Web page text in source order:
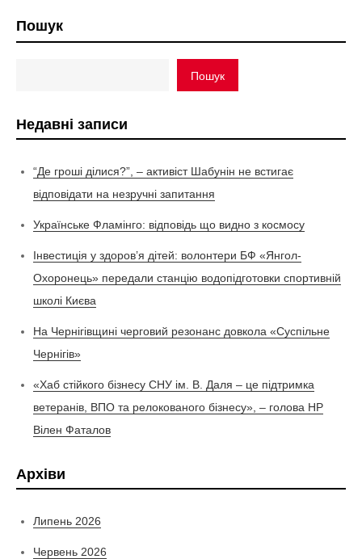
Пошук
Пошук
Недавні записи
“Де гроші ділися?”, – активіст Шабунін не встигає
відповідати на незручні запитання
Українське Фламінго: відповідь що видно з космосу
Інвестиція у здоров’я дітей: волонтери БФ «Янгол-
Охоронець» передали станцію водопідготовки спортивній
школі Києва
На Чернігівщині черговий резонанс довкола «Суспільне
Чернігів»
«Хаб стійкого бізнесу СНУ ім. В. Даля – це підтримка
ветеранів, ВПО та релокованого бізнесу», – голова НР
Вілен Фаталов
Архіви
Липень 2026
Червень 2026